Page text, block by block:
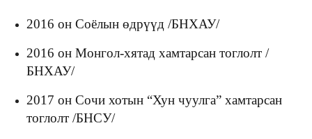
2016 он Соёлын өдрүүд /БНХАУ/
2016 он Монгол-хятад хамтарсан тоглолт /
БНХАУ/
2017 он Сочи хотын “Хун чуулга” хамтарсан
тоглолт /БНСУ/